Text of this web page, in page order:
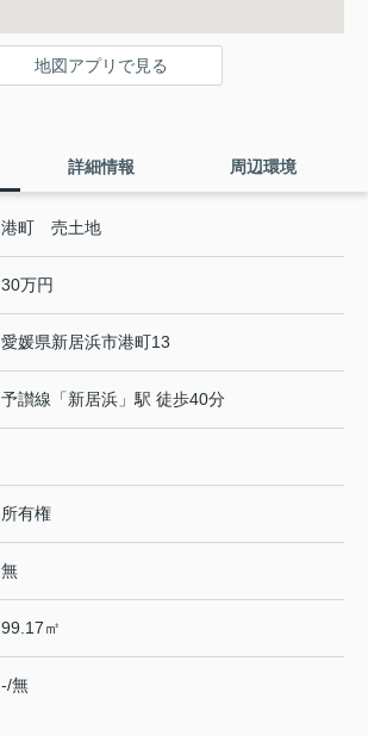
地図アプリで見る
詳細情報 周辺環境
港町 売土地
30万円
愛媛県新居浜市港町13
予讃線 「新居浜 」駅 徒歩40分
所有権
無
99.17㎡
-/無